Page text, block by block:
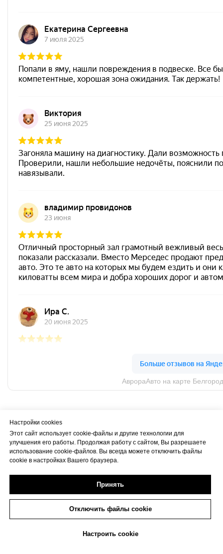
+7 (473) 233-06-06
Настройки cookies
Этот сайт использует cookie-файлы и другие технологии для
улучшения его работы. Продолжая работу с сайтом, Вы разрешаете
использование cookie-файлов. Вы всегда можете отключить файлы
cookie в настройках Вашего браузера.
Принять
Отключить файлы cookie
Настроить cookie